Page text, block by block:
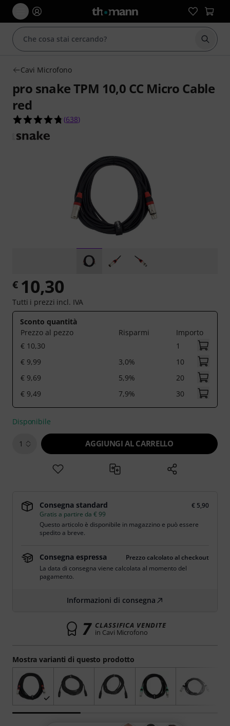
Cavi Microfono
pro snake TPM 10,0 CC Micro Cable
red
4.8 su 5 stelle su 638 valutazioni dei clienti
(638)
Mostra varianti di questo prodotto
€ 10,30
Tutti i prezzi incl. IVA
Sconto quantità
Prezzo al pezzo
Risparmi
Importo
€ 10,30
1
€ 9,99
3,0%
10
€ 9,69
5,9%
20
€ 9,49
7,9% 30
Disponibile
1 AGGIUNGI AL CARRELLO
Consegna standard
€ 5,90
Gratis a partire da € 99
Questo articolo è disponibile in magazzino e può essere
spedito a breve.
Consegna espressa
Prezzo calcolato al checkout
La data di consegna viene calcolata al momento del
pagamento.
Informazioni di consegna
7 CLASSIFICA VENDITE
in Cavi Microfono